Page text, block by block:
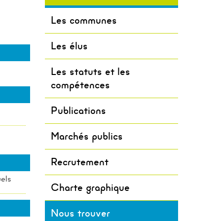
2024
(PSE)
Les communes
Les élus
Les statuts et les
compétences
Publications
Marchés publics
Recrutement
Charte graphique
Nous trouver